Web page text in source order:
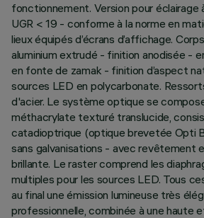
fonctionnement. Version pour éclairage
UGR < 19 - conforme à la norme en
lieux équipés d’écrans d’affichage.
aluminium extrudé - finition anodisée -
en fonte de zamak - finition d’aspect
sources LED en polycarbonate.
d'acier. Le système optique se
méthacrylate texturé translucide,
catadioptrique (optique brevetée Opti
sans galvanisations - avec revêtement
brillante. Le raster comprend les
multiples pour les sources LED. Tous
au final une émission lumineuse très
professionnelle, combinée à une haute